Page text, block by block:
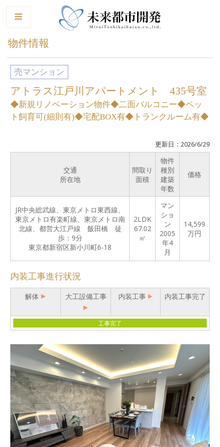
物件情報
売マンション
アトラス江戸川アパートメント 435号室
◆新規リノベーション物件◆二面バルコニー◆ペッ
ト飼育可(細則有)◆宅配BOX有◆トランクルーム有◆
更新日：2026/6/29
交通
所在地
間取り
面積
物件
種別
建築
年数
価格
JR中央総武線、東京メトロ東西線、
東京メトロ有楽町線、東京メトロ南
北線、都営大江戸線 飯田橋 徒
歩：9分
東京都新宿区新小川町6-18
2LDK
67.02
㎡
マン
ショ
ン
2005
年4
月
14,599
万円
内装工事進行状況
解体 大工設備工事 内装工事 内装工事完了
工事完了